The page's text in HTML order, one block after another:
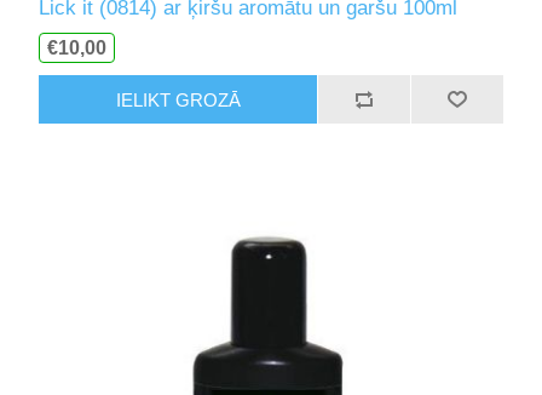
Lick it (0814) ar ķiršu aromātu un garšu 100ml
€10,00
IELIKT GROZĀ